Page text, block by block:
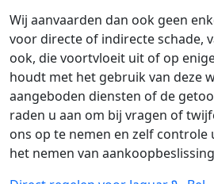
Wij aanvaarden dan ook geen
voor directe of indirecte schade,
ook, die voortvloeit uit of op
houdt met het gebruik van deze
aangeboden diensten of de
raden u aan om bij vragen of
ons op te nemen en zelf
het nemen van